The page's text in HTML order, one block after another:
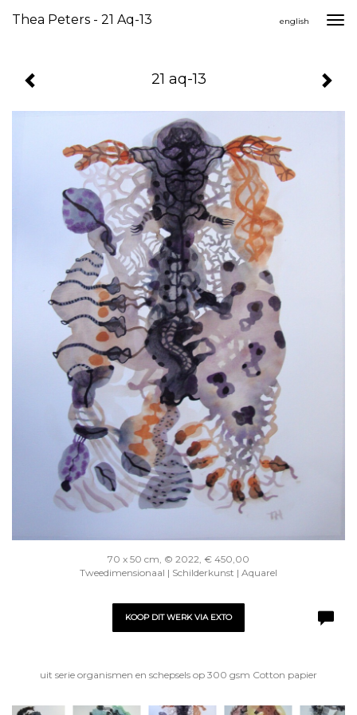
Thea Peters - 21 Aq-13 english
21 aq-13
70 x 50 cm, © 2022, € 450,00
Tweedimensionaal | Schilderkunst | Aquarel
KOOP DIT WERK VIA EXTO
uit serie organismen en schepsels op 300 gsm Cotton papier